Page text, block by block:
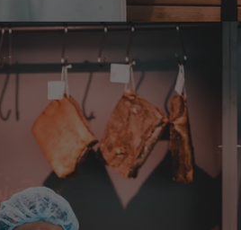
lecker und gut.
7.8.2026
Kunde
erst heute mein Paket
sehr überrascht kann Euch nur
Lg Roland Rihaczek
6.8.2026